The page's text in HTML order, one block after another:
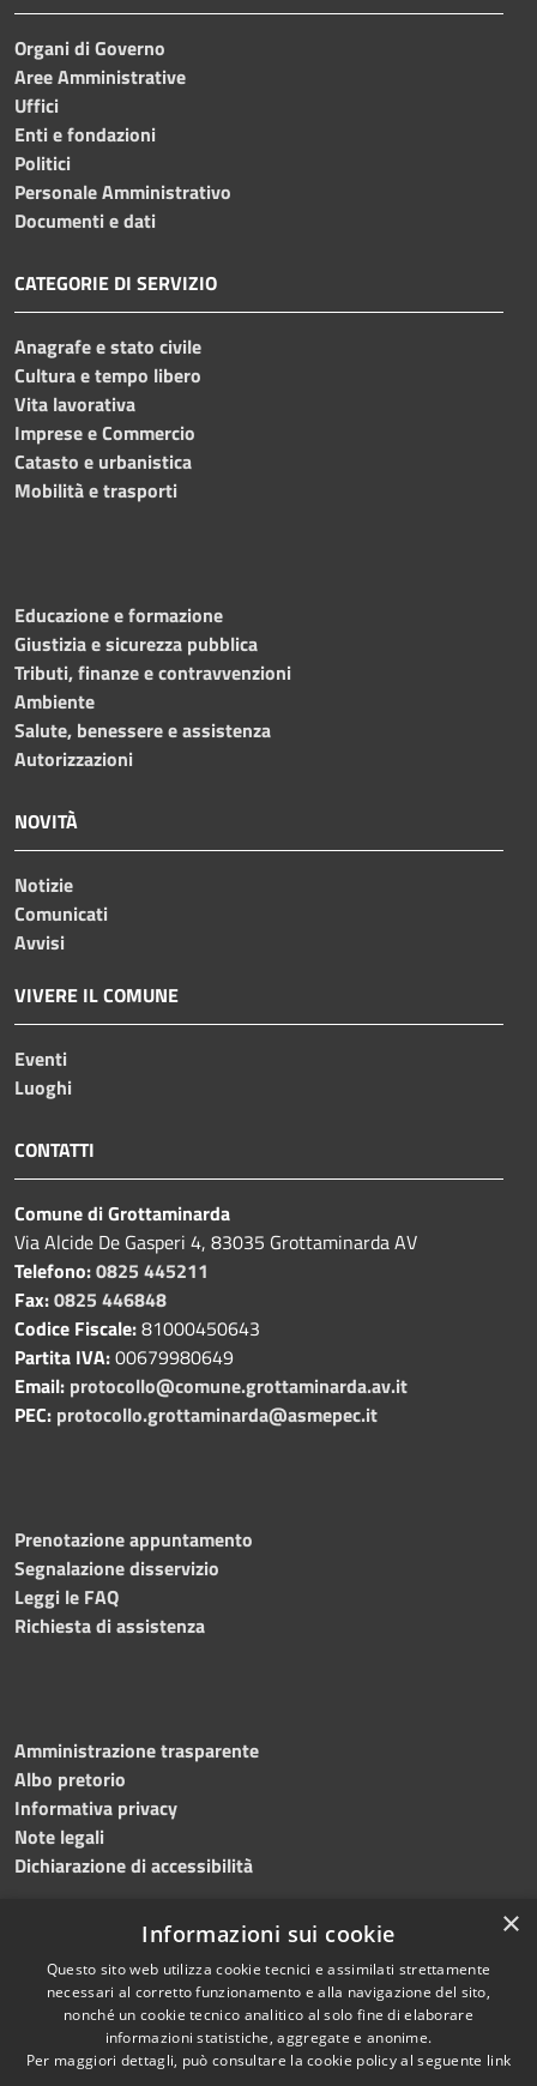
Organi di Governo
Aree Amministrative
Uffici
Enti e fondazioni
Politici
Personale Amministrativo
Documenti e dati
CATEGORIE DI SERVIZIO
Anagrafe e stato civile
Cultura e tempo libero
Vita lavorativa
Imprese e Commercio
Catasto e urbanistica
Mobilità e trasporti
Educazione e formazione
Giustizia e sicurezza pubblica
Tributi, finanze e contravvenzioni
Ambiente
Salute, benessere e assistenza
Autorizzazioni
NOVITÀ
Notizie
Comunicati
Avvisi
VIVERE IL COMUNE
Eventi
Luoghi
CONTATTI
Comune di Grottaminarda
Via Alcide De Gasperi 4, 83035 Grottaminarda AV
Telefono:0825 445211
Fax:0825 446848
Codice Fiscale:81000450643
Partita IVA:00679980649
Email: protocollo@comune.grottaminarda.av.it
PEC: protocollo.grottaminarda@asmepec.it
Prenotazione appuntamento
Segnalazione disservizio
Leggi le FAQ
Richiesta di assistenza
Amministrazione trasparente
Albo pretorio
Informativa privacy
Note legali
Dichiarazione di accessibilità
RSS
Accessibilità
Cookie
Copyright © 2024 •
Comune diGrottaminarda
• Powered byMunicipium
•Redazione
×
Informazioni sui cookie
Questo sito web utilizza cookie tecnici e assimilati strettamente
necessari al corretto funzionamento e alla navigazione del sito,
nonché un cookie tecnico analitico al solo fine di elaborare
informazioni statistiche, aggregate e anonime.
Per maggiori dettagli, può consultare la cookie policy al seguente link